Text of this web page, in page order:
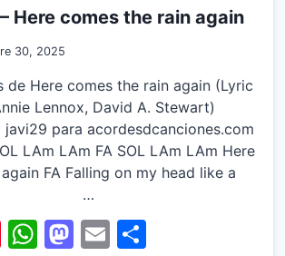
Here comes the rain again
30, 2025
de Here comes the rain again (Lyric
Lennox, David A. Stewart)
para acordesdcanciones.com
LAm LAm FA SOL LAm LAm Here
FA Falling on my head like a
SOL …
Pinterest
WhatsApp
Mastodon
Email